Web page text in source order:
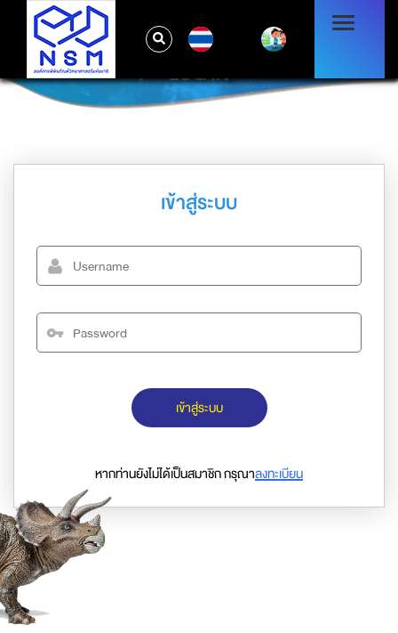
LOG IN
เข้าสู่ระบบ
เข้าสู่ระบบ
หากท่านยังไม่ได้เป็นสมาชิก กรุณาลงทะเบียน